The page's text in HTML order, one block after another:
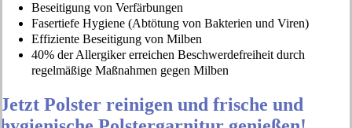
Beseitigung von Verfärbungen
Fasertiefe Hygiene (Abtötung von Bakterien und Viren)
Effiziente Beseitigung von Milben
40% der Allergiker erreichen Beschwerdefreiheit durch
regelmäßige Maßnahmen gegen Milben
Jetzt Polster reinigen und frische und